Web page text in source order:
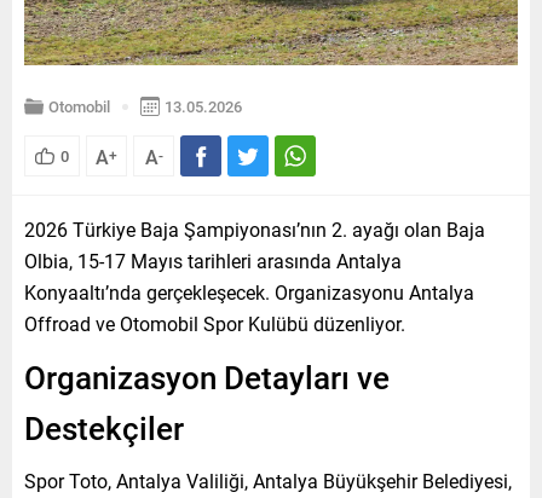
Otomobil 13.05.2026
0 A+ A-
2026 Türkiye Baja Şampiyonası’nın 2. ayağı olan Baja
Olbia, 15-17 Mayıs tarihleri arasında Antalya
Konyaaltı’nda gerçekleşecek. Organizasyonu Antalya
Offroad ve Otomobil Spor Kulübü düzenliyor.
Organizasyon Detayları ve
Destekçiler
Spor Toto, Antalya Valiliği, Antalya Büyükşehir Belediyesi,